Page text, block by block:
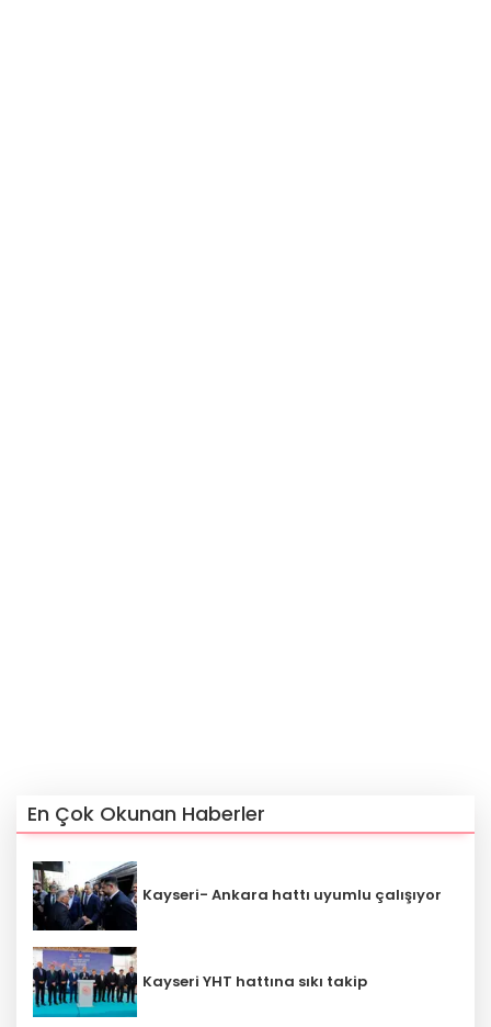
En Çok Okunan Haberler
Kayseri- Ankara hattı uyumlu çalışıyor
Kayseri YHT hattına sıkı takip